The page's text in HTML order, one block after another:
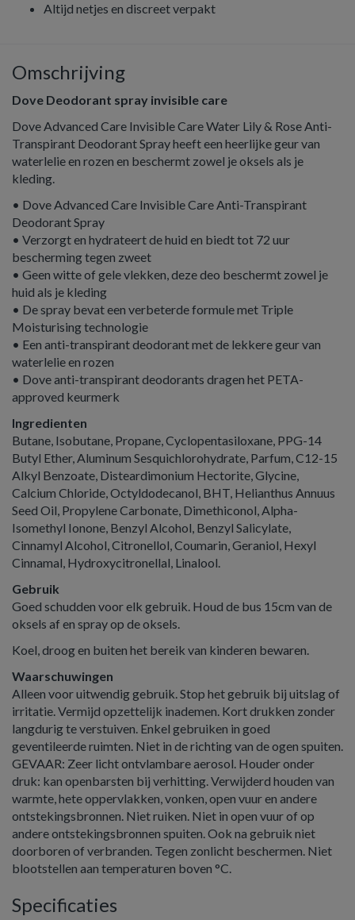
Altijd netjes en discreet verpakt
Omschrijving
Dove Deodorant spray invisible care
Dove Advanced Care Invisible Care Water Lily & Rose Anti-
Transpirant Deodorant Spray heeft een heerlijke geur van
waterlelie en rozen en beschermt zowel je oksels als je
kleding.
• Dove Advanced Care Invisible Care Anti-Transpirant
Deodorant Spray
• Verzorgt en hydrateert de huid en biedt tot 72 uur
bescherming tegen zweet
• Geen witte of gele vlekken, deze deo beschermt zowel je
huid als je kleding
• De spray bevat een verbeterde formule met Triple
Moisturising technologie
• Een anti-transpirant deodorant met de lekkere geur van
waterlelie en rozen
• Dove anti-transpirant deodorants dragen het PETA-
approved keurmerk
Ingredienten
Butane, Isobutane, Propane, Cyclopentasiloxane, PPG-14
Butyl Ether, Aluminum Sesquichlorohydrate, Parfum, C12-15
Alkyl Benzoate, Disteardimonium Hectorite, Glycine,
Calcium Chloride, Octyldodecanol, BHT, Helianthus Annuus
Seed Oil, Propylene Carbonate, Dimethiconol, Alpha-
Isomethyl Ionone, Benzyl Alcohol, Benzyl Salicylate,
Cinnamyl Alcohol, Citronellol, Coumarin, Geraniol, Hexyl
Cinnamal, Hydroxycitronellal, Linalool.
Gebruik
Goed schudden voor elk gebruik. Houd de bus 15cm van de
oksels af en spray op de oksels.
Koel, droog en buiten het bereik van kinderen bewaren.
Waarschuwingen
Alleen voor uitwendig gebruik. Stop het gebruik bij uitslag of
irritatie. Vermijd opzettelijk inademen. Kort drukken zonder
langdurig te verstuiven. Enkel gebruiken in goed
geventileerde ruimten. Niet in de richting van de ogen spuiten.
GEVAAR: Zeer licht ontvlambare aerosol. Houder onder
druk: kan openbarsten bij verhitting. Verwijderd houden van
warmte, hete oppervlakken, vonken, open vuur en andere
ontstekingsbronnen. Niet ruiken. Niet in open vuur of op
andere ontstekingsbronnen spuiten. Ook na gebruik niet
doorboren of verbranden. Tegen zonlicht beschermen. Niet
blootstellen aan temperaturen boven °C.
Specificaties